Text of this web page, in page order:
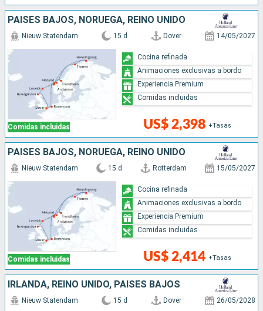
PAISES BAJOS, NORUEGA, REINO UNIDO
Comidas incluidas
Nieuw Statendam 15 d Dover 14/05/2027
US$ 2,398 +Tasas
Cocina refinada
Animaciones exclusivas a bordo
Experiencia Premium
Comidas incluidas
PAISES BAJOS, NORUEGA, REINO UNIDO
Comidas incluidas
Nieuw Statendam 15 d Rotterdam 15/05/2027
US$ 2,414 +Tasas
Cocina refinada
Animaciones exclusivas a bordo
Experiencia Premium
Comidas incluidas
IRLANDA, REINO UNIDO, PAISES BAJOS
Nieuw Statendam 15 d Dover 26/05/2028